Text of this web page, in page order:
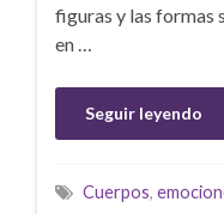
figuras y las formas
en …
Seguir leyendo
Cuerpos,